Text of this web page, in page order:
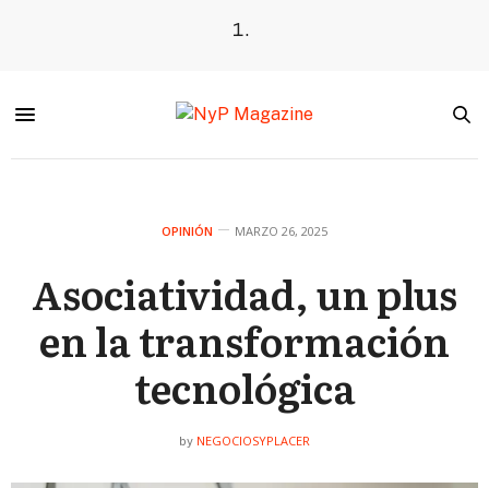
OPINIÓN MARZO 26, 2025
Asociatividad, un plus
en la transformación
tecnológica
by NEGOCIOSYPLACER